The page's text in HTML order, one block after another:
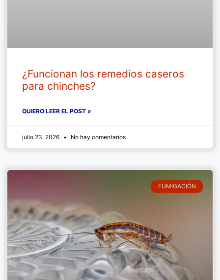
¿Funcionan los remedios caseros
para chinches?
QUIERO LEER EL POST »
julio 23, 2026 No hay comentarios
FUMIGACIÓN